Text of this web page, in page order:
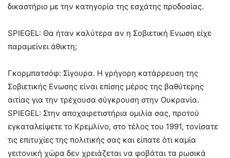
δικαστήριο με την κατηγορία της εσχάτης προδοσίας.
SPIEGEL: Θα ήταν καλύτερα αν η Σοβιετική Ενωση είχε
παραμείνει άθικτη;
Γκορμπατσόφ: Σίγουρα. Η γρήγορη κατάρρευση της
Σοβιετικής Ενωσης είναι επίσης μέρος της βαθύτερης
αιτίας για την τρέχουσα σύγκρουση στην Ουκρανία.
SPIEGEL: Στην αποχαιρετιστήρια ομιλία σας, προτού
εγκαταλείψετε το Κρεμλίνο, στο τέλος του 1991, τονίσατε
τις επιτυχίες της πολιτικής σας και είπατε ότι καμία
γειτονική χώρα δεν χρειάζεται να φοβάται τα ρωσικά